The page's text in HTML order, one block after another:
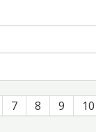
7 8 9 10